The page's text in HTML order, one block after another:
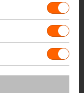
Niet op voorraad
Niet op voorraad